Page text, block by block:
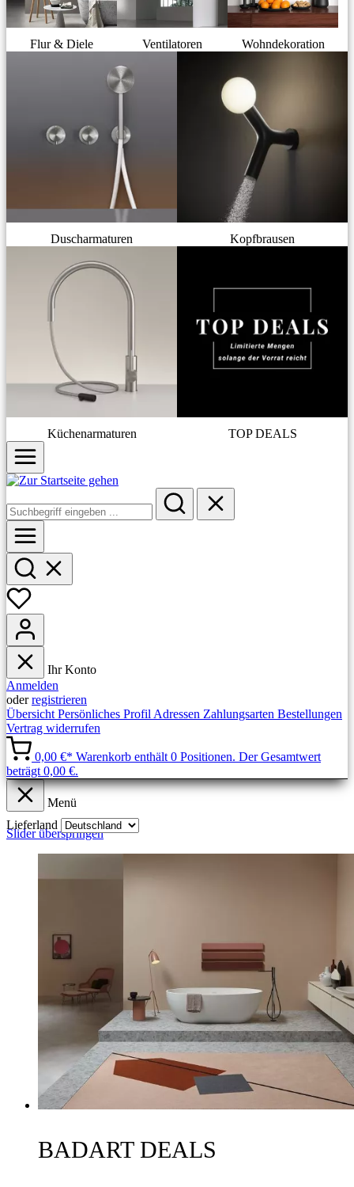
Flur & Diele Ventilatoren Wohndekoration
Duscharmaturen Kopfbrausen
Küchenarmaturen TOP DEALS
Ihr Konto
Anmelden
oderregistrieren
Übersicht Persönliches Profil Adressen Zahlungsarten Bestellungen
Vertrag widerrufen
0,00 €* Warenkorb enthält 0 Positionen. Der Gesamtwert
beträgt 0,00 €.
Menü
Lieferland
Slider überspringen
BADART DEALS